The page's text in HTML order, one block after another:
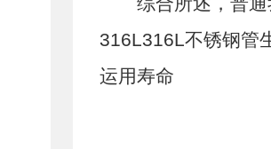
316L316L不锈钢管
运用寿命